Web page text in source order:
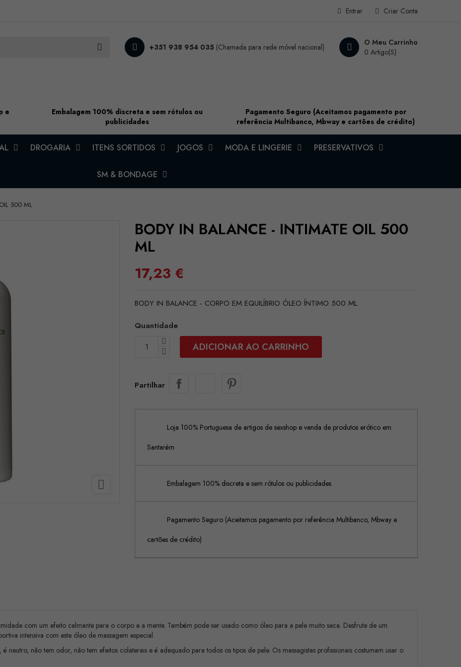
Criar Conta
Entrar
O Meu Carrinho
0 Artigo(s)
+351 938 954 035 (Chamada para rede móvel nacional)
e
Embalagem 100% discreta e sem rótulos ou
publicidades
Pagamento Seguro (Aceitamos pagamento por
referência Multibanco, Mbway e cartões de crédito)
DROGARIA ITENS SORTIDOS JOGOS MODA E LINGERIE PRESERVATIVOS
SM & BONDAGE
500 ML

BODY IN BALANCE - INTIMATE OIL 500
ML
17,23 €
BODY IN BALANCE - CORPO EM EQUILÍBRIO ÓLEO ÍNTIMO 500 ML
Quantidade
ADICIONAR AO CARRINHO
Partilhar
Loja 100% Portuguesa de artigos de sexshop e venda de produtos erótico em
Santarém
Embalagem 100% discreta e sem rótulos ou publicidades
Pagamento Seguro (Aceitamos pagamento por referência Multibanco, Mbway e
cartões de crédito)
com um efeito calmante para o corpo e a mente. Também pode ser usado como óleo para a pele muito seca. Desfrute de um
intensiva com este óleo de massagem especial.
neutro, não tem odor, não tem efeitos colaterais e é adequado para todos os tipos de pele. Os massagistas profissionais costumam usar o